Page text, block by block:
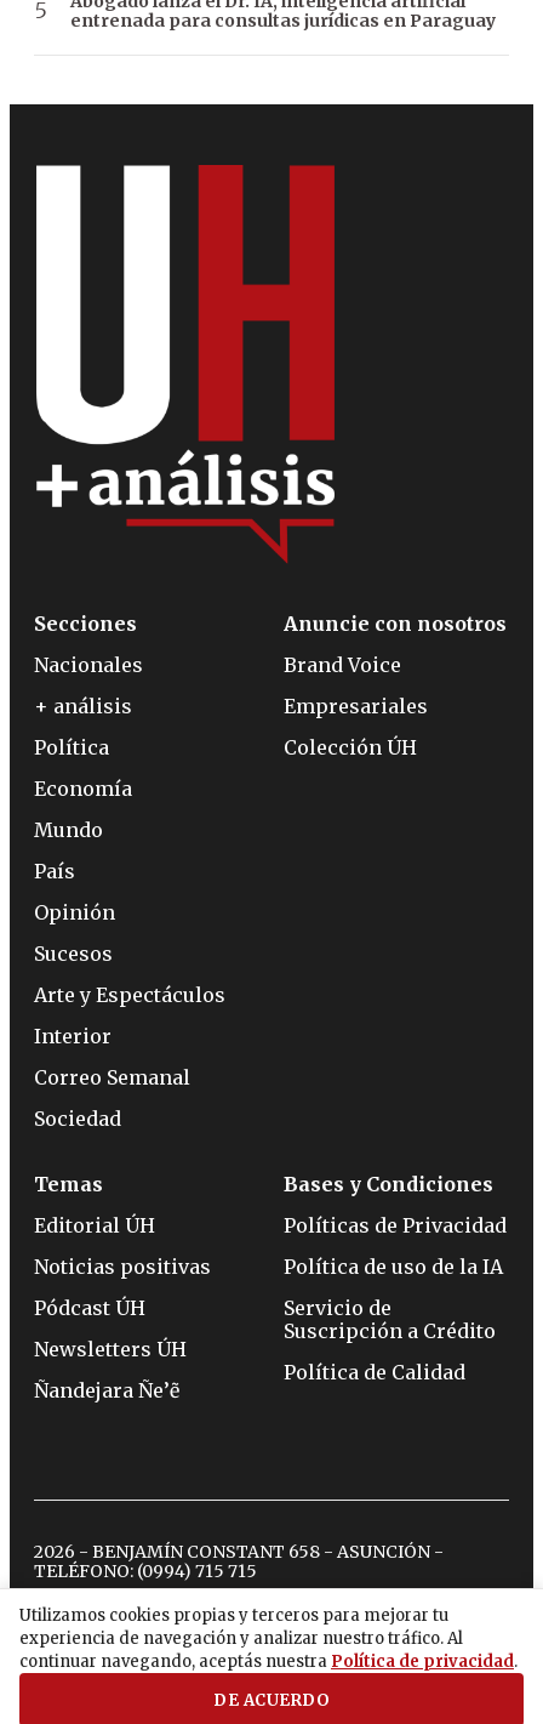
entrenada para consultas jurídicas en Paraguay
Utilizamos cookies propias y terceros para mejorar tu
experiencia de navegación y analizar nuestro tráfico. Al
continuar navegando, aceptás nuestra Política de privacidad.
DE ACUERDO
Secciones
Nacionales
+ análisis
Política
Economía
Mundo
País
Opinión
Sucesos
Arte y Espectáculos
Interior
Correo Semanal
Sociedad
Anuncie con nosotros
Brand Voice
Empresariales
Colección ÚH
Temas
Editorial ÚH
Noticias positivas
Pódcast ÚH
Newsletters ÚH
Ñandejara Ñe’ẽ
Bases y Condiciones
Políticas de Privacidad
Política de uso de la IA
Servicio de
Suscripción a Crédito
Política de Calidad
2026 - BENJAMÍN CONSTANT 658 - ASUNCIÓN -
TELÉFONO: (0994) 715 715
twitterinstagram
facebook
tiktokyoutubespotify